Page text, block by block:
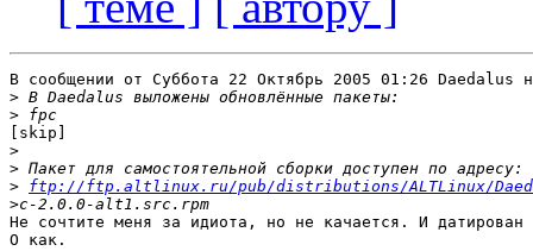
В сообщении от Суббота 22 Октябрь 2005 01:26 Daedalus
>
>
[skip]
>
>
> ftp://ftp.altlinux.ru/pub/distributions/ALTLinux/
>
Не сочтите меня за идиота, но не качается. И
О как.